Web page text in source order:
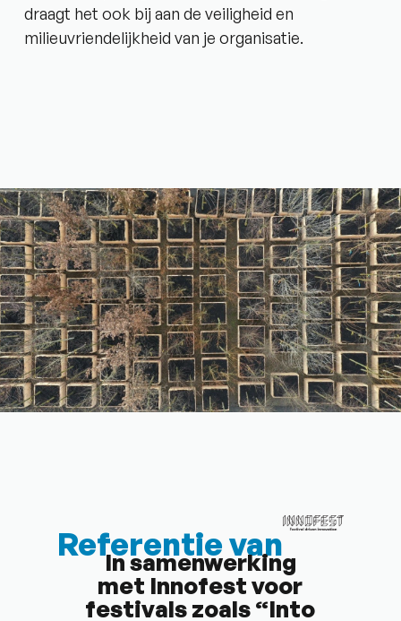
draagt het ook bij aan de veiligheid en
milieuvriendelijkheid van je organisatie.
Referentie van
In samenwerking
met Innofest voor
festivals zoals “Into